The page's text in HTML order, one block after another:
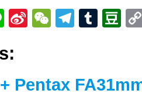
LineSinaWeChat
Pentax